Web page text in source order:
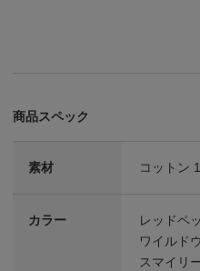
商品スペック
素材 コットン
カラー
レッドペ
ワイルド
スマイリ